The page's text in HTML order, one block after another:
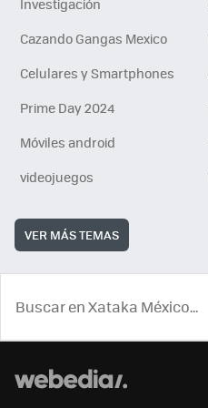
Cazando Gangas Mexico
Celulares y Smartphones
Prime Day 2024
Móviles android
videojuegos
VER MÁS TEMAS